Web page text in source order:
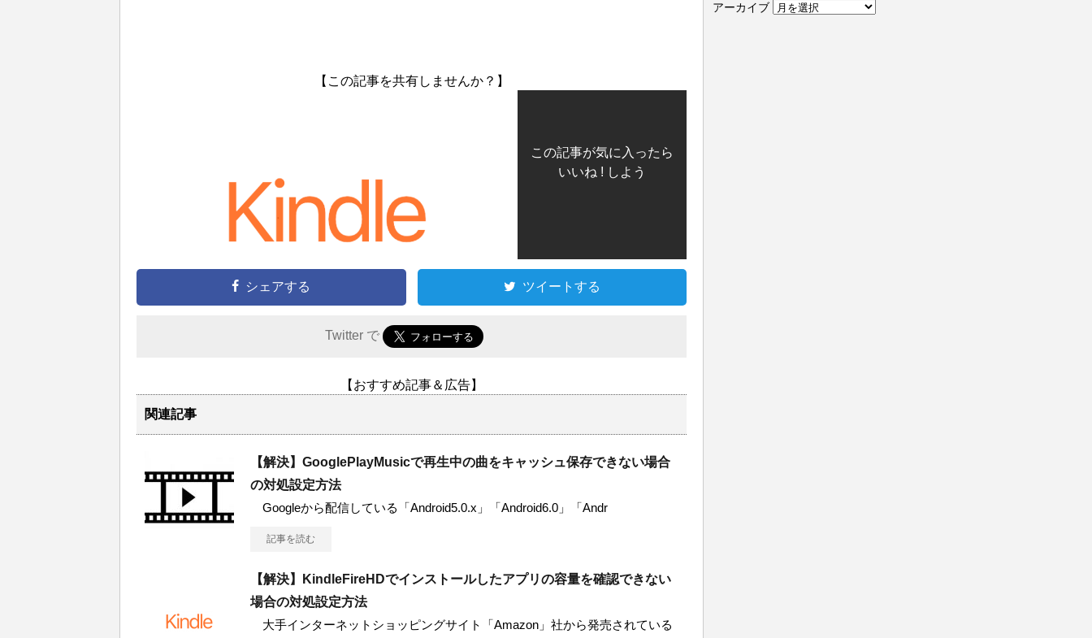
【この記事を共有しませんか？】
この記事が気に入ったら
いいね ! しよう
シェアする ツイートする
Twitter で
【おすすめ記事＆広告】
関連記事
【解決】GooglePlayMusicで再生中の曲をキャッシュ保存できない場合
の対処設定方法
Googleから配信している「Android5.0.x」「Android6.0」「Andr
記事を読む
【解決】KindleFireHDでインストールしたアプリの容量を確認できない
場合の対処設定方法
大手インターネットショッピングサイト「Amazon」社から発売されている
アーカイブ